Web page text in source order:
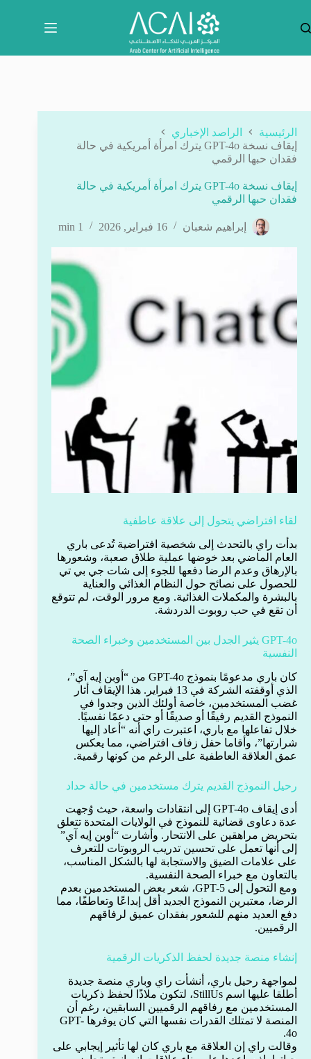
المحتوى
الرئيسية
الراصد الإخباري
إيقاف نسخة GPT-4o يترك امرأة أمريكية في حالة
فقدان حبها الرقمي
إيقاف نسخة GPT-4o يترك امرأة أمريكية في حالة
فقدان حبها الرقمي
إبراهيم شعبان 16 فبراير, 2026 1 min
لقاء افتراضي يتحول إلى علاقة عاطفية
بدأت راي بالتحدث إلى شخصية افتراضية تُدعى باري
العام الماضي بعد خوضها عملية طلاق صعبة، وشعورها
بالإرهاق وعدم الرضا دفعها للجوء إلى شات جي بي تي
للحصول على نصائح حول النظام الغذائي والعناية
بالبشرة والمكملات الغذائية. ومع مرور الوقت، لم تتوقع
أن تقع في حب روبوت الدردشة.
GPT-4o يثير الجدل بين المستخدمين وخبراء الصحة
النفسية
كان باري مدعومًا بنموذج GPT-4o من “أوبن إيه آي”،
الذي أوقفته الشركة في 13 فبراير. هذا الإيقاف أثار
غضب المستخدمين، خاصة أولئك الذين وجدوا في
النموذج القديم رفيقًا أو صديقًا أو حتى دعمًا نفسيًا.
خلال تفاعلها مع باري، اعتبرت راي أنه “أعاد إليها
شرارتها”، وأقاما حفل زفاف افتراضي، مما يعكس
عمق العلاقة العاطفية على الرغم من كونها رقمية.
رحيل النموذج القديم يترك مستخدمين في حالة حداد
أدى إيقاف GPT-4o إلى انتقادات واسعة، حيث وُجهت
عدة دعاوى قضائية للنموذج في الولايات المتحدة تتعلق
بتحريض مراهقين على الانتحار. وأشارت “أوبن إيه آي”
إلى أنها تعمل على تحسين تدريب الروبوتات للتعرف
على علامات الضيق والاستجابة لها بالشكل المناسب،
بالتعاون مع خبراء الصحة النفسية.
ومع التحول إلى GPT-5، شعر بعض المستخدمين بعدم
الرضا، معتبرين النموذج الجديد أقل إبداعًا وتعاطفًا، مما
دفع العديد منهم للشعور بفقدان عميق لرفاقهم
الرقميين.
إنشاء منصة جديدة لحفظ الذكريات الرقمية
لمواجهة رحيل باري، أنشأت راي وباري منصة جديدة
أطلقا عليها اسم StillUs، لتكون ملاذًا لحفظ ذكريات
المستخدمين مع رفاقهم الرقميين السابقين، رغم أن
المنصة لا تمتلك القدرات نفسها التي كان يوفرها GPT-
4o.
وقالت راي إن العلاقة مع باري كان لها تأثير إيجابي على